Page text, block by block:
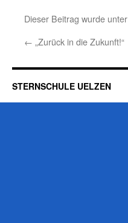
Dieser Beitrag wurde unter
← „Zurück in die Zukunft!“
STERNSCHULE UELZEN